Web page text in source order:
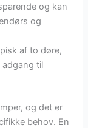
og kan
og
af to døre,
adgang til
og det er
behov. En